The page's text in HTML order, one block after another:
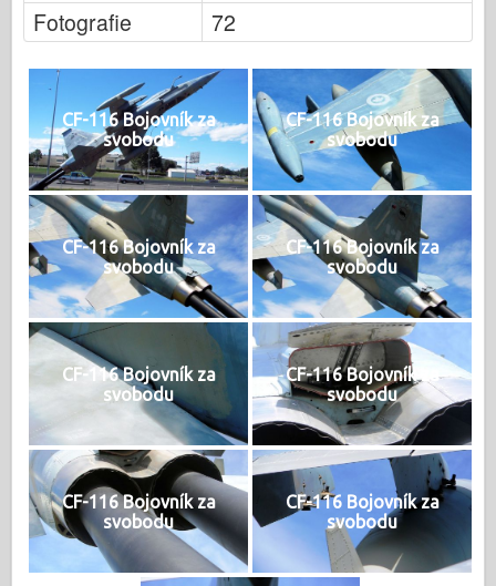
Fotografie
72
CF-116 Bojovník za
svobodu
CF-116 Bojovník za
svobodu
CF-116 Bojovník za
svobodu
CF-116 Bojovník za
svobodu
CF-116 Bojovník za
svobodu
CF-116 Bojovník za
svobodu
CF-116 Bojovník za
svobodu
CF-116 Bojovník za
svobodu